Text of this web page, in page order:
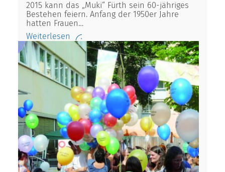
2015 kann das „Muki“ Fürth sein 60-jähriges
Bestehen feiern. Anfang der 1950er Jahre
hatten Frauen…
Weiterlesen